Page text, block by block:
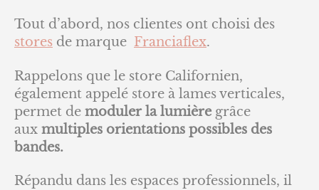
Tout d’abord, nos clientes ont choisi des
stores de marque Franciaflex.
Rappelons que le store Californien,
également appelé store à lames verticales,
permet de moduler la lumière grâce
aux multiples orientations possibles des
bandes.
Répandu dans les espaces professionnels, il